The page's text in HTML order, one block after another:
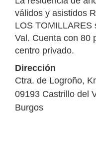
válidos y asistidos
LOS TOMILLARES
Val. Cuenta con 80
centro privado.
Dirección
Ctra. de Logroño,
09193 Castrillo del
Burgos